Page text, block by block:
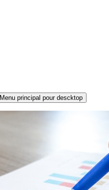
Menu principal pour descktop